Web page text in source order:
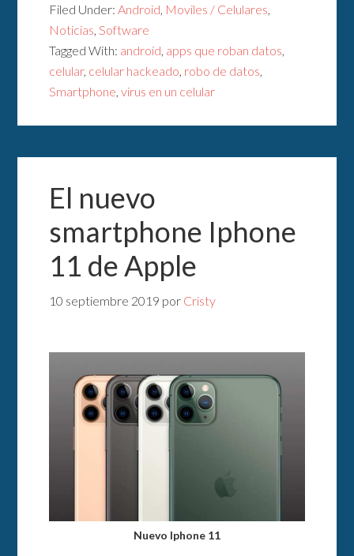
Filed Under: Android Moviles / Celulares
Noticias Software
Tagged With: android apps que roban datos
celular, celular hackeado robo de datos
Smartphone ,virus en un celular
El nuevo
smartphone Iphone
11 de Apple
10 septiembre 2019 por Cristy
Nuevo Iphone 11